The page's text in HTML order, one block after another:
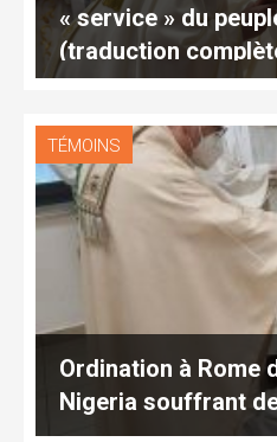
« service » du
(traduction
TÉMOINS
Ordination à Rome
Nigeria souffrant